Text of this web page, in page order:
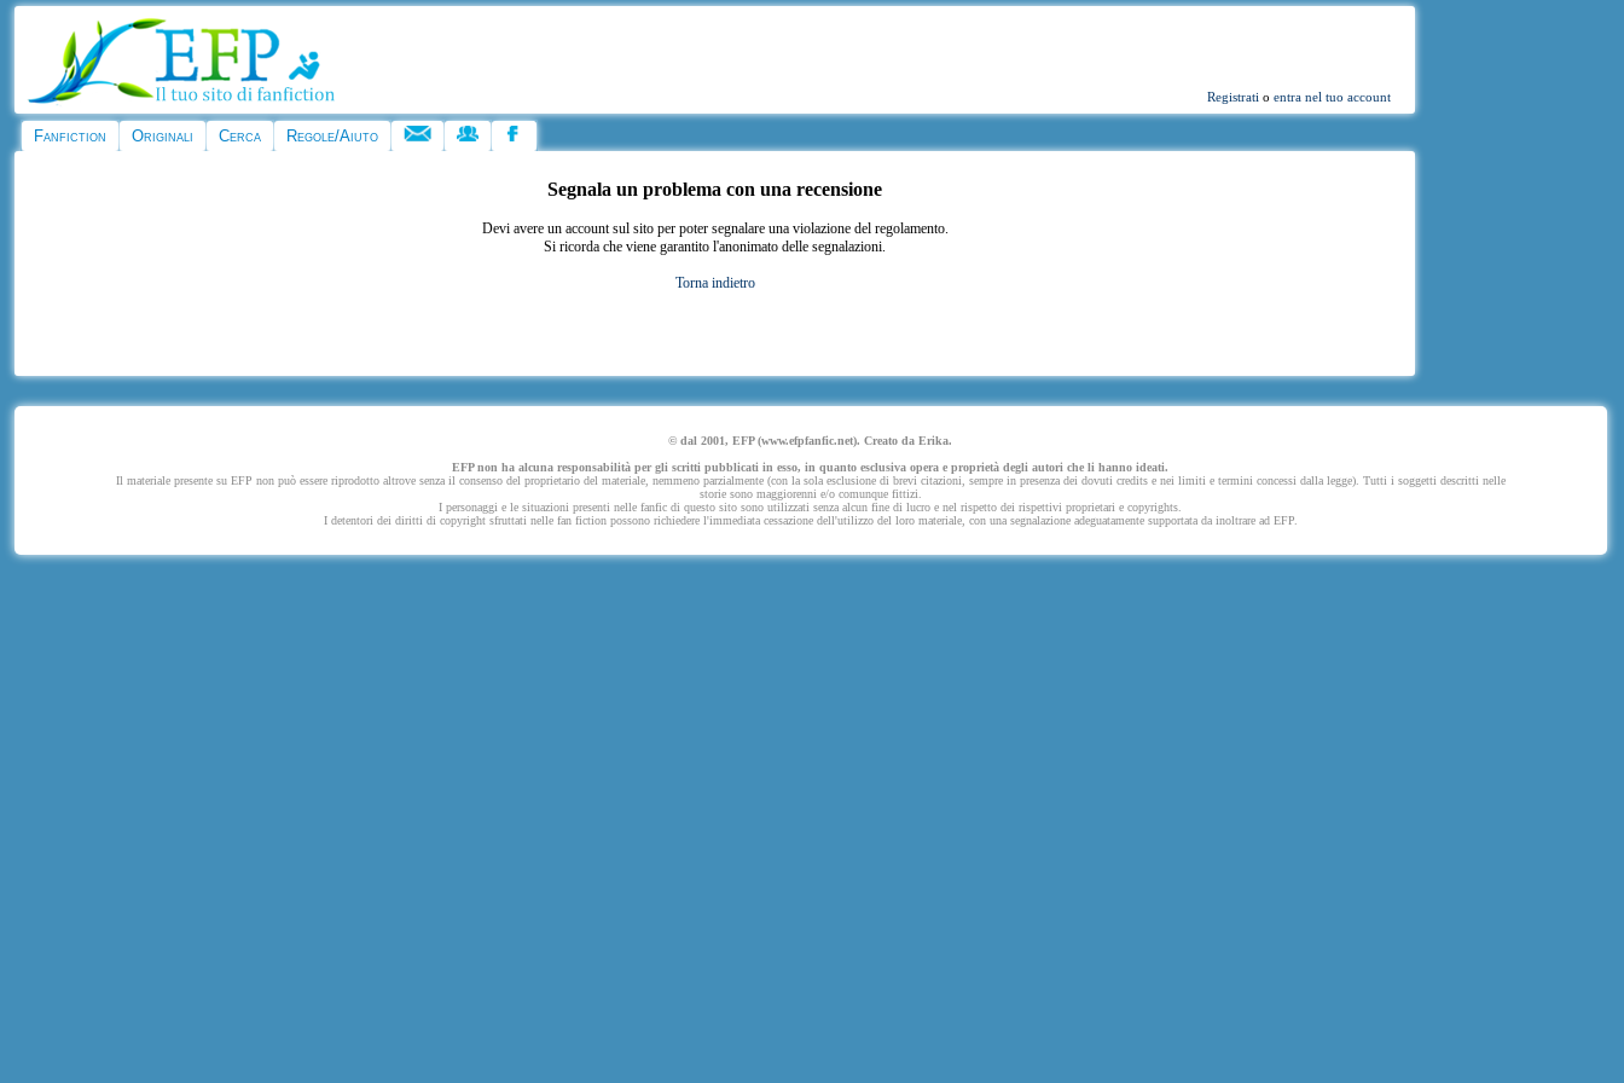
Registrati oentra nel tuo account
Fanfiction Originali Cerca Regole/Aiuto
Segnala un problema con una recensione
Devi avere un account sul sito per poter segnalare una violazione del regolamento.
Si ricorda che viene garantito l'anonimato delle segnalazioni.
Torna indietro
© dal 2001, EFP (www.efpfanfic.net). Creato da Erika.
EFP non ha alcuna responsabilità per gli scritti pubblicati in esso, in quanto esclusiva opera e proprietà degli autori che li hanno ideati.
Il materiale presente su EFP non può essere riprodotto altrove senza il consenso del proprietario del materiale, nemmeno parzialmente (con la sola esclusione di brevi citazioni, sempre in presenza dei dovuti credits e nei limiti e termini concessi dalla legge). Tutti i soggetti descritti nelle
storie sono maggiorenni e/o comunque fittizi.
I personaggi e le situazioni presenti nelle fanfic di questo sito sono utilizzati senza alcun fine di lucro e nel rispetto dei rispettivi proprietari e copyrights.
I detentori dei diritti di copyright sfruttati nelle fan fiction possono richiedere l'immediata cessazione dell'utilizzo del loro materiale, con una segnalazione adeguatamente supportata da inoltrare ad EFP.